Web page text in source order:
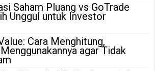
Saham Pluang vs GoTrade
Unggul untuk Investor
Cara Menghitung,
agar Tidak